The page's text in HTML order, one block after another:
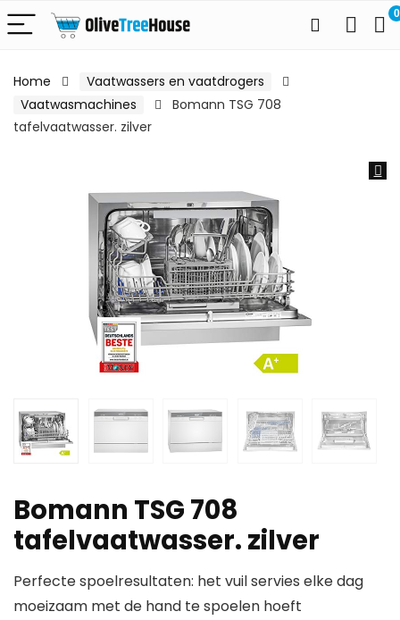
0
Home
Vaatwassers en vaatdrogers
Vaatwasmachines
Bomann TSG 708
tafelvaatwasser. zilver
Bomann TSG 708
tafelvaatwasser. zilver
Perfecte spoelresultaten: het vuil servies elke dag
moeizaam met de hand te spoelen hoeft